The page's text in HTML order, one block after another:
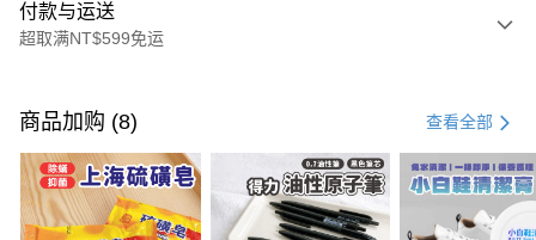
付款与运送
超取满NT$599免运
信用卡一次付款
超商取货付款
LINE Pay
商品加购 (8) 查看全部